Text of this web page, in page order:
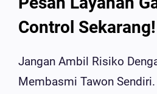
Control Sekarang!
Jangan Ambil Risiko
Membasmi Tawon